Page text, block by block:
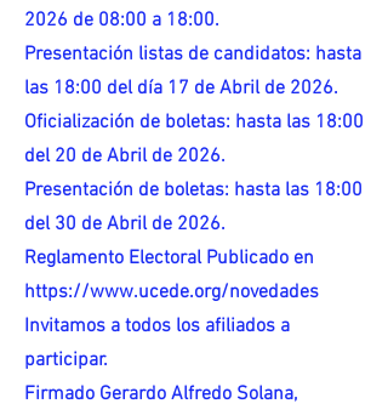
2026 de 08:00 a 18:00.
Presentación listas de candidatos: hasta
las 18:00 del día 17 de Abril de 2026.
Oficialización de boletas: hasta las 18:00
del 20 de Abril de 2026.
Presentación de boletas: hasta las 18:00
del 30 de Abril de 2026.
Reglamento Electoral Publicado en
https://www.ucede.org/novedades
Invitamos a todos los afiliados a
participar.
Firmado Gerardo Alfredo Solana,